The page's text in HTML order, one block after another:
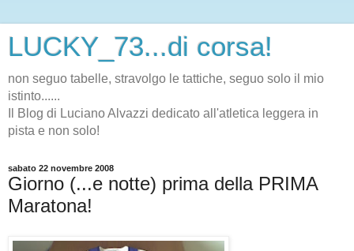
LUCKY_73...di corsa!
non seguo tabelle, stravolgo le tattiche, seguo solo il mio
istinto......
Il Blog di Luciano Alvazzi dedicato all'atletica leggera in
pista e non solo!
sabato 22 novembre 2008
Giorno (...e notte) prima della PRIMA
Maratona!